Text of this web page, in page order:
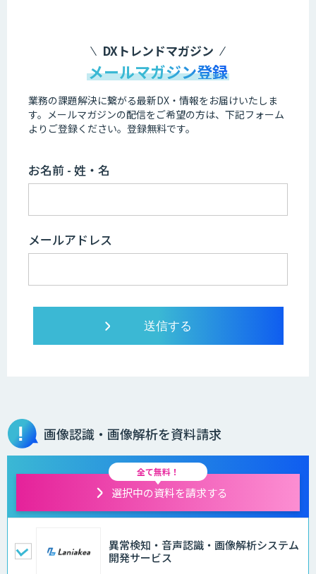
DXトレンドマガジン
メールマガジン登録
業務の課題解決に繋がる最新DX・情報をお届けいたしま
す。 メールマガジンの配信をご希望の方は、下記フォーム
よりご登録ください。登録無料です。
お名前 - 姓・名
メールアドレス
画像認識・画像解析を資料請求
全て無料！
選択中の資料を請求する
異常検知・音声認識・画像解析システム
開発サービス